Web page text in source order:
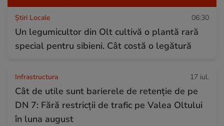
Știri Locale 06:30
Un legumicultor din Olt cultivă o plantă rară
special pentru sibieni. Cât costă o legătură
Infrastructura 17 iul.
Cât de utile sunt barierele de retenție de pe
DN 7: Fără restricții de trafic pe Valea Oltului
în luna august